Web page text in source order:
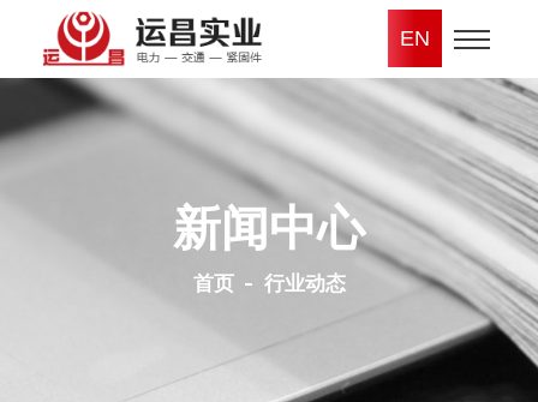
EN
新闻中心
首页 行业动态